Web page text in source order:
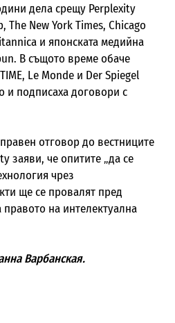
дела срещу Perplexity
The New York Times, Chicago
и японската медийна
В същото време обаче
Le Monde и Der Spiegel
и подписаха договори с
отговор до вестниците
заяви, че опитите „да се
чрез
ще се провалят пред
на интелектуална
Варбанская.